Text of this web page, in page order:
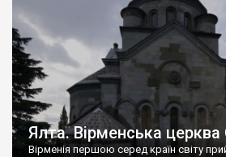
Ялта. Вірменська церква
Вірменія першою серед країн світу